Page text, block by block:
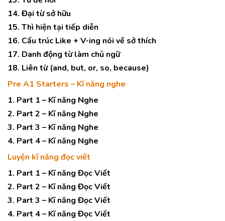
14. Đại từ sở hữu
15. Thì hiện tại tiếp diễn
16. Cấu trúc Like + V-ing nói về sở thích
17. Danh động từ làm chủ ngữ
18. Liên từ (and, but, or, so, because)
Pre A1 Starters – Kĩ năng nghe
1. Part 1 – Kĩ năng Nghe
2. Part 2 – Kĩ năng Nghe
3. Part 3 – Kĩ năng Nghe
4. Part 4 – Kĩ năng Nghe
Luyện kĩ năng đọc viết
1. Part 1 – Kĩ năng Đọc Viết
2. Part 2 – Kĩ năng Đọc Viết
3. Part 3 – Kĩ năng Đọc Viết
4. Part 4 – Kĩ năng Đọc Viết